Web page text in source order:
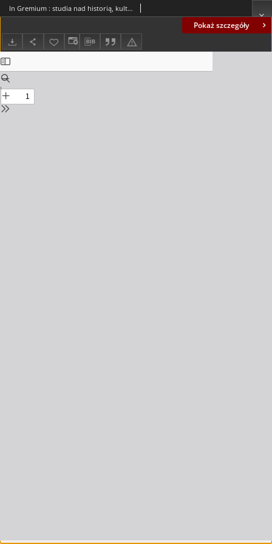
Pokaż szczegóły
In Gremium : studia nad historią, kulturą i polityką, tom 9 - spis treści